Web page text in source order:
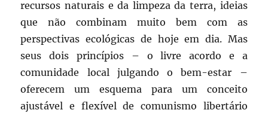
recursos naturais e da limpeza da terra, ideias
que não combinam muito bem com as
perspectivas ecológicas de hoje em dia. Mas
seus dois princípios – o livre acordo e a
comunidade local julgando o bem-estar –
oferecem um esquema para um conceito
ajustável e flexível de comunismo libertário